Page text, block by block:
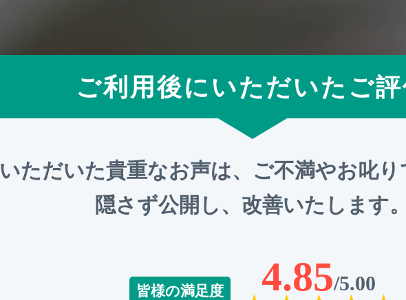
ご利用後にいただいたご評
いただいた貴重なお声は、ご不満やお叱り
隠さず公開し、改善いたします。
皆様の満足度 4.85/5.00